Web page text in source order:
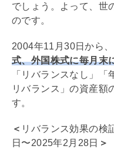
でしょう。よって、世
のです。
2004年11月30日から、
式、外国株式に毎月末
「リバランスなし」
リバランス」の資産額
す。
＜ リバランス効果の検
日〜2025年2月28日 ＞